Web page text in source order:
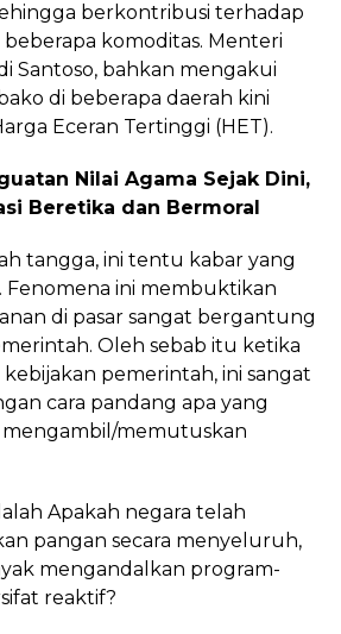
berkontribusi terhadap
komoditas. Menteri
Santoso, bahkan mengakui
di beberapa daerah kini
Eceran Tertinggi (HET).
Nilai Agama Sejak Dini,
Beretika dan Bermoral
tangga, ini tentu kabar yang
Fenomena ini membuktikan
di pasar sangat bergantung
Oleh sebab itu ketika
pemerintah, ini sangat
cara pandang apa yang
memutuskan
Apakah negara telah
pangan secara menyeluruh,
mengandalkan program-
reaktif?